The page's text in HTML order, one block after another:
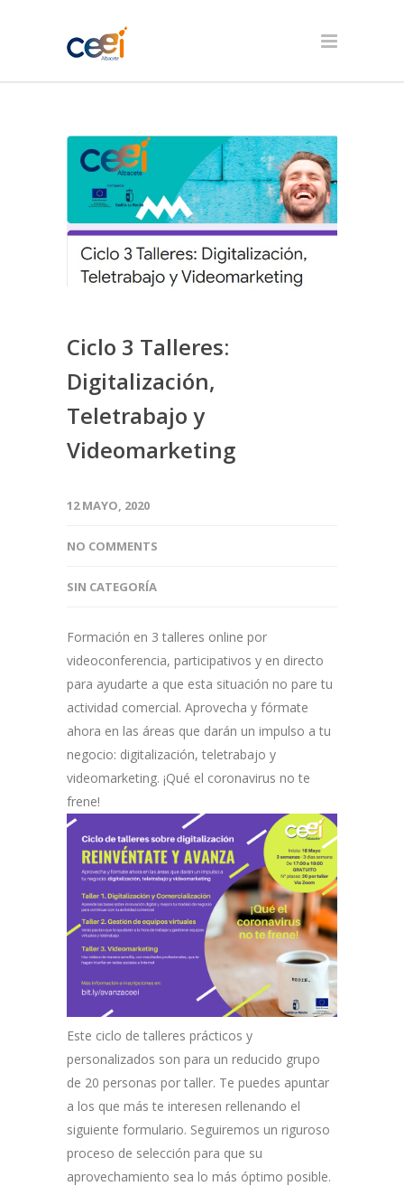
Ciclo 3 Talleres:
Digitalización,
Teletrabajo y
Videomarketing
12 MAYO, 2020
NO COMMENTS
SIN CATEGORÍA
Formación en 3 talleres online por
videoconferencia, participativos y en directo
para ayudarte a que esta situación no pare tu
actividad comercial. Aprovecha y fórmate
ahora en las áreas que darán un impulso a tu
negocio: digitalización, teletrabajo y
videomarketing. ¡Qué el coronavirus no te
frene!
Este ciclo de talleres prácticos y
personalizados son para un reducido grupo
de 20 personas por taller. Te puedes apuntar
a los que más te interesen rellenando el
siguiente formulario. Seguiremos un riguroso
proceso de selección para que su
aprovechamiento sea lo más óptimo posible.